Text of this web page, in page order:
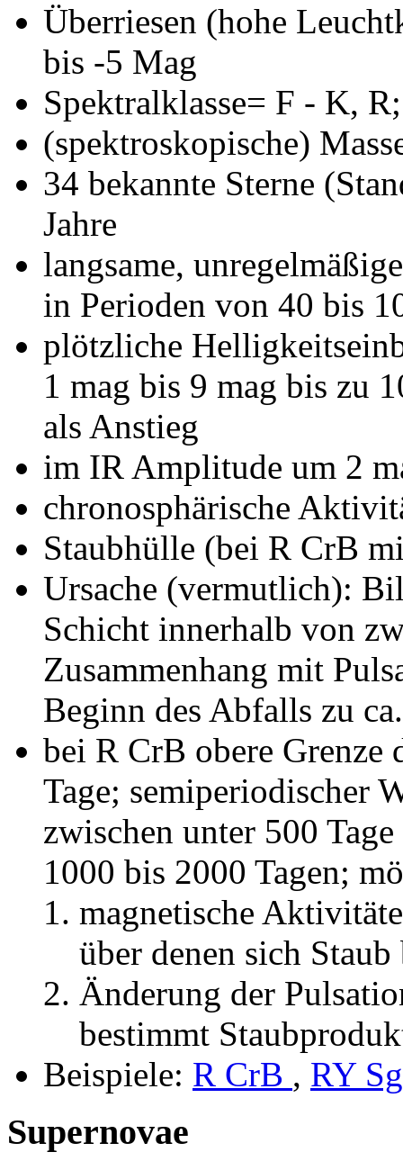
Überriesen (hohe
bis -5 Mag
Spektralklasse= F - K,
(spektroskopische)
34 bekannte Sterne
Jahre
langsame,
in Perioden von 40 bis
plötzliche
1 mag bis 9 mag bis zu
als Anstieg
im IR Amplitude um 2
chronosphärische
Staubhülle (bei R CrB
Ursache (vermutlich):
Schicht innerhalb von
Zusammenhang mit
Beginn des Abfalls zu
bei R CrB obere Grenze
Tage; semiperiodischer
zwischen unter 500
1000 bis 2000 Tagen;
magnetische
über denen sich
Änderung der
bestimmt
Beispiele: R CrB , RY
Supernovae